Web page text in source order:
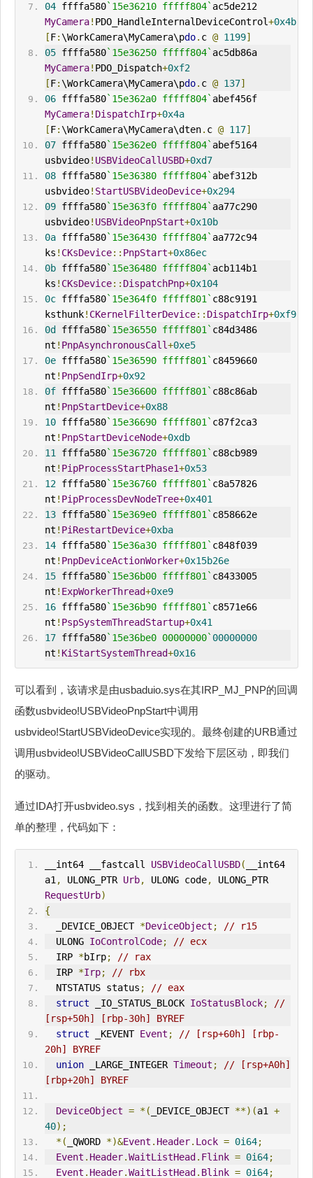
04 ffffa580`15e36210 fffff804`
ac5de212
MyCamera! PDO_HandleInternalDeviceControl+0x4b
[F:\WorkCamera\MyCamera\pdo. c @ 1199]
05 ffffa580`15e36250 fffff804`
ac5db86a
MyCamera! PDO_Dispatch+0xf2
[F:\WorkCamera\MyCamera\pdo. c @ 137]
06 ffffa580`15e362a0 fffff804`
abef456f
MyCamera! DispatchIrp+0x4a
[F:\WorkCamera\MyCamera\dten. c @ 117]
07 ffffa580`15e362e0 fffff804` abef5164
usbvideo! USBVideoCallUSBD+0xd7
08 ffffa580`15e36380 fffff804` abef312b
usbvideo! StartUSBVideoDevice+0x294
09 ffffa580`15e363f0 fffff804` aa77c290
usbvideo! USBVideoPnpStart+0x10b
0a ffffa580`15e36430 fffff804` aa772c94
ks ! CKsDevice:: PnpStart+0x86ec
0b ffffa580`15e36480 fffff804` acb114b1
ks ! CKsDevice:: DispatchPnp+0x104
0c ffffa580`15e364f0 fffff801` c88c9191
ksthunk! CKernelFilterDevice:: DispatchIrp+0xf9
0d
ffffa580`15e36550 fffff801` c84d3486
nt ! PnpAsynchronousCall+0xe5
0e ffffa580`15e36590 fffff801` c8459660
nt ! PnpSendIrp+0x92
0f ffffa580`15e36600 fffff801` c88c86ab
nt ! PnpStartDevice+0x88
10 ffffa580`15e36690 fffff801` c87f2ca3
nt ! PnpStartDeviceNode+0xdb
11
ffffa580`15e36720 fffff801` c88cb989
nt ! PipProcessStartPhase1+0x53
12 ffffa580`15e36760 fffff801` c8a57826
nt ! PipProcessDevNodeTree+0x401
13 ffffa580`15e369e0 fffff801` c858662e
nt ! PiRestartDevice+0xba
14 ffffa580`15e36a30 fffff801` c848f039
nt ! PnpDeviceActionWorker+0x15b26e
15 ffffa580`15e36b00 fffff801` c8433005
nt ! ExpWorkerThread+0xe9
16 ffffa580`15e36b90 fffff801` c8571e66
nt ! PspSystemThreadStartup+0x41
17 ffffa580`15e36be0 00000000` 00000000
nt ! KiStartSystemThread+0x16
可以看到，该请求是由usbaduio.sys在其IRP_MJ_PNP的回调
函数usbvideo!USBVideoPnpStart中调用
usbvideo!StartUSBVideoDevice实现的。最终创建的URB通过
调用usbvideo!USBVideoCallUSBD下发给下层区动，即我们
的驱动。
通过IDA打开usbvideo.sys，找到相关的函数。这理进行了简
单的整理，代码如下：
__int64 __fastcall USBVideoCallUSBD(
__int64
a1 , ULONG_PTR Urb, ULONG code,
ULONG_PTR
RequestUrb)
{
  _DEVICE_OBJECT
*DeviceObject ;
// r15
  ULONG
IoControlCode;
// ecx
  IRP
*bIrp;
// rax
  IRP
*Irp;
// rbx
  NTSTATUS status
;
// eax
struct _IO_STATUS_BLOCK IoStatusBlock;
//
[rsp+50h] [rbp-30h] BYREF
struct _KEVENT Event ;
// [rsp+60h] [rbp-
20h] BYREF
union _LARGE_ INTEGER Timeout ;
// [rsp+A0h]
[rbp+20h] BYREF
DeviceObject = *( _DEVICE_OBJECT **)(a1 +
40);
*(
_QWORD *)&Event . Header. Lock = 0i64;
Event . Header.WaitListHead . Flink = 0i64;
Event . Header.WaitListHead . Blink = 0i64;